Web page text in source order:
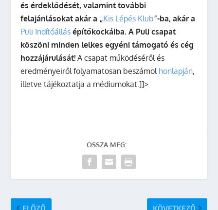
és érdeklődését, valamint további
felajánlásokat akár a „Kis Lépés Klub”-ba, akár a
Puli Indítóállás építőkockáiba. A Puli csapat
köszöni minden lelkes egyéni támogató és cég
hozzájárulását! A csapat működéséről és
eredményeiről folyamatosan beszámol honlapján,
illetve tájékoztatja a médiumokat.]]>
OSSZA MEG:
ELŐZŐ KÖVETKEZŐ